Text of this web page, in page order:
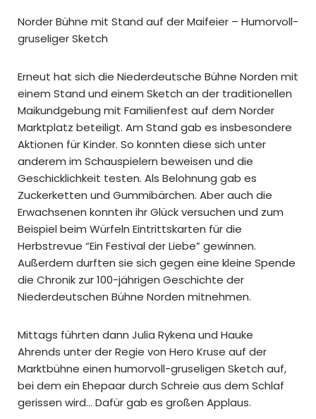
Norder Bühne mit Stand auf der Maifeier – Humorvoll-
gruseliger Sketch
Erneut hat sich die Niederdeutsche Bühne Norden mit
einem Stand und einem Sketch an der traditionellen
Maikundgebung mit Familienfest auf dem Norder
Marktplatz beteiligt. Am Stand gab es insbesondere
Aktionen für Kinder. So konnten diese sich unter
anderem im Schauspielern beweisen und die
Geschicklichkeit testen. Als Belohnung gab es
Zuckerketten und Gummibärchen. Aber auch die
Erwachsenen konnten ihr Glück versuchen und zum
Beispiel beim Würfeln Eintrittskarten für die
Herbstrevue “Ein Festival der Liebe” gewinnen.
Außerdem durften sie sich gegen eine kleine Spende
die Chronik zur 100-jährigen Geschichte der
Niederdeutschen Bühne Norden mitnehmen.
Mittags führten dann Julia Rykena und Hauke
Ahrends unter der Regie von Hero Kruse auf der
Marktbühne einen humorvoll-gruseligen Sketch auf,
bei dem ein Ehepaar durch Schreie aus dem Schlaf
gerissen wird… Dafür gab es großen Applaus.